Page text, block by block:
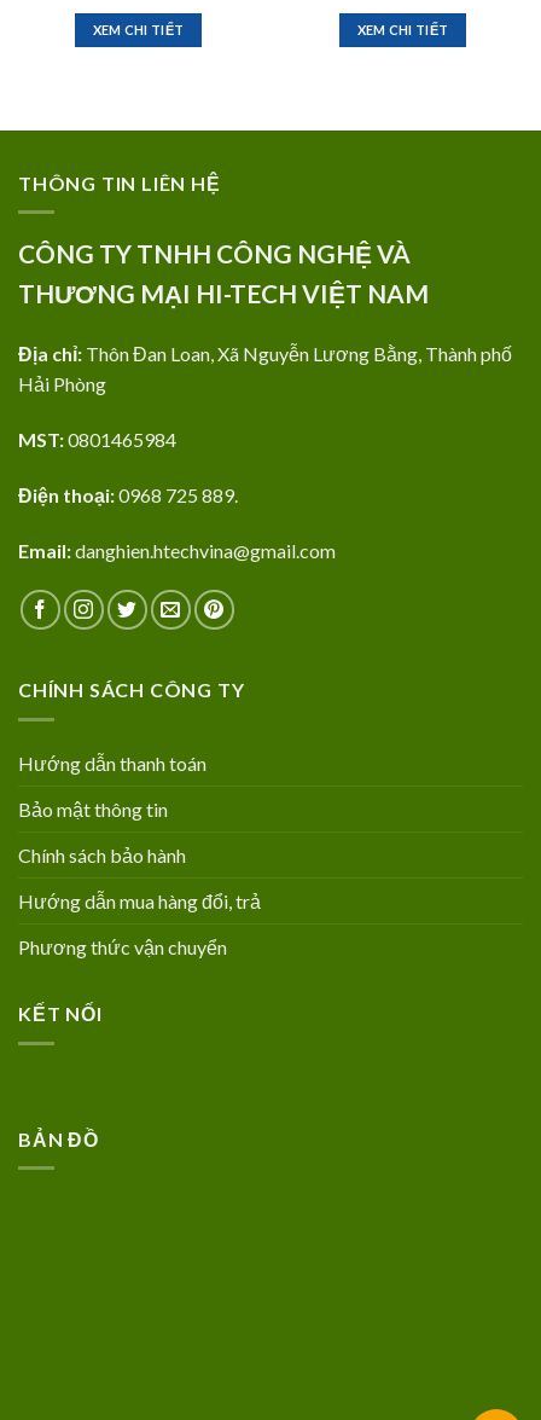
XEM CHI TIẾT XEM CHI TIẾT
THÔNG TIN LIÊN HỆ
CÔNG TY TNHH CÔNG NGHỆ VÀ
THƯƠNG MẠI HI-TECH VIỆT NAM
Địa chỉ: Thôn Đan Loan, Xã Nguyễn Lương Bằng, Thành phố
Hải Phòng
MST:0801465984
Điện thoại:0968 725 889.
Email:danghien.htechvina@gmail.com
CHÍNH SÁCH CÔNG TY
Hướng dẫn thanh toán
Bảo mật thông tin
Chính sách bảo hành
Hướng dẫn mua hàng đổi, trả
Phương thức vận chuyển
KẾT NỐI
BẢN ĐỒ